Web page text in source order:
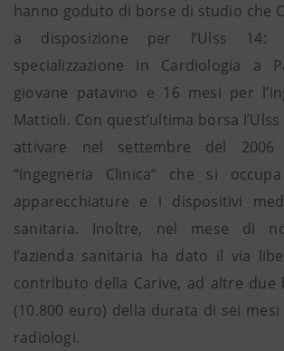
hanno goduto di borse di studio che
a disposizione per l’Ulss
specializzazione in Cardiologia a
giovane patavino e 16 mesi per
Mattioli. Con quest’ultima borsa
attivare nel settembre del
“Ingegneria Clinica” che si
apparecchiature e i dispositivi
sanitaria. Inoltre, nel mese di
l’azienda sanitaria ha dato il via
contributo della Carive, ad altre due
(10.800 euro) della durata di sei
radiologi.